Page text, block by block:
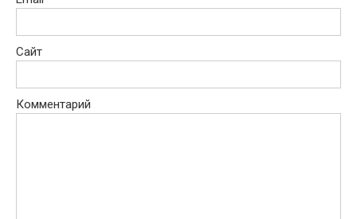
Сайт
Комментарий